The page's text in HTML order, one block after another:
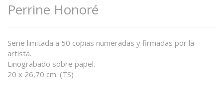
Perrine Honoré
Serie limitada a 50 copias numeradas y firmadas por la
artista.
Linograbado sobre papel.
20 x 26,70 cm. (TS)